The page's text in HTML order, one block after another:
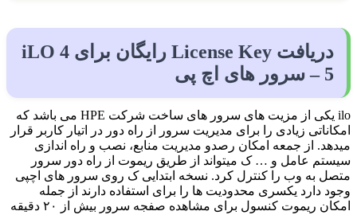
دریافت License Key رایگان برای iLO 4
– 5 سرور های اچ پی
ilo یکی از مزیت های سرور های ساخت شرکت HPE می باشد که
امکاناتی زیادی را برای مدیریت سرور از راه دور در اتیار کاربر قرار
میدهد. از جمعه امکان رصدو مدیریت منابع، نصب و راه اندازی
سیستم عامل و … ک میتواند از طریق ریموت از راه دور سرور
متصل به وب را کنترل کرد. نسخه ابتدایی ک روی سرور های اچپی
وجود دارد یکسری محدودیت ها را برای استفاده دارند از جمله
امکان ریموت کنسول برای مشاهده صفجه سرور بیش از ۲۰ دقیقه